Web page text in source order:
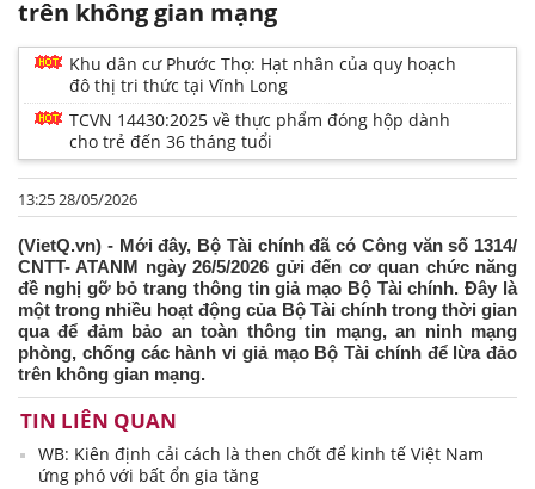
trên không gian mạng
Khu dân cư Phước Thọ: Hạt nhân của quy hoạch
đô thị tri thức tại Vĩnh Long
TCVN 14430:2025 về thực phẩm đóng hộp dành
cho trẻ đến 36 tháng tuổi
13:25 28/05/2026
(VietQ.vn) - Mới đây, Bộ Tài chính đã có Công văn số 1314/
CNTT- ATANM ngày 26/5/2026 gửi đến cơ quan chức năng
đề nghị gỡ bỏ trang thông tin giả mạo Bộ Tài chính. Đây là
một trong nhiều hoạt động của Bộ Tài chính trong thời gian
qua để đảm bảo an toàn thông tin mạng, an ninh mạng
phòng, chống các hành vi giả mạo Bộ Tài chính để lừa đảo
trên không gian mạng.
TIN LIÊN QUAN
WB: Kiên định cải cách là then chốt để kinh tế Việt Nam
ứng phó với bất ổn gia tăng